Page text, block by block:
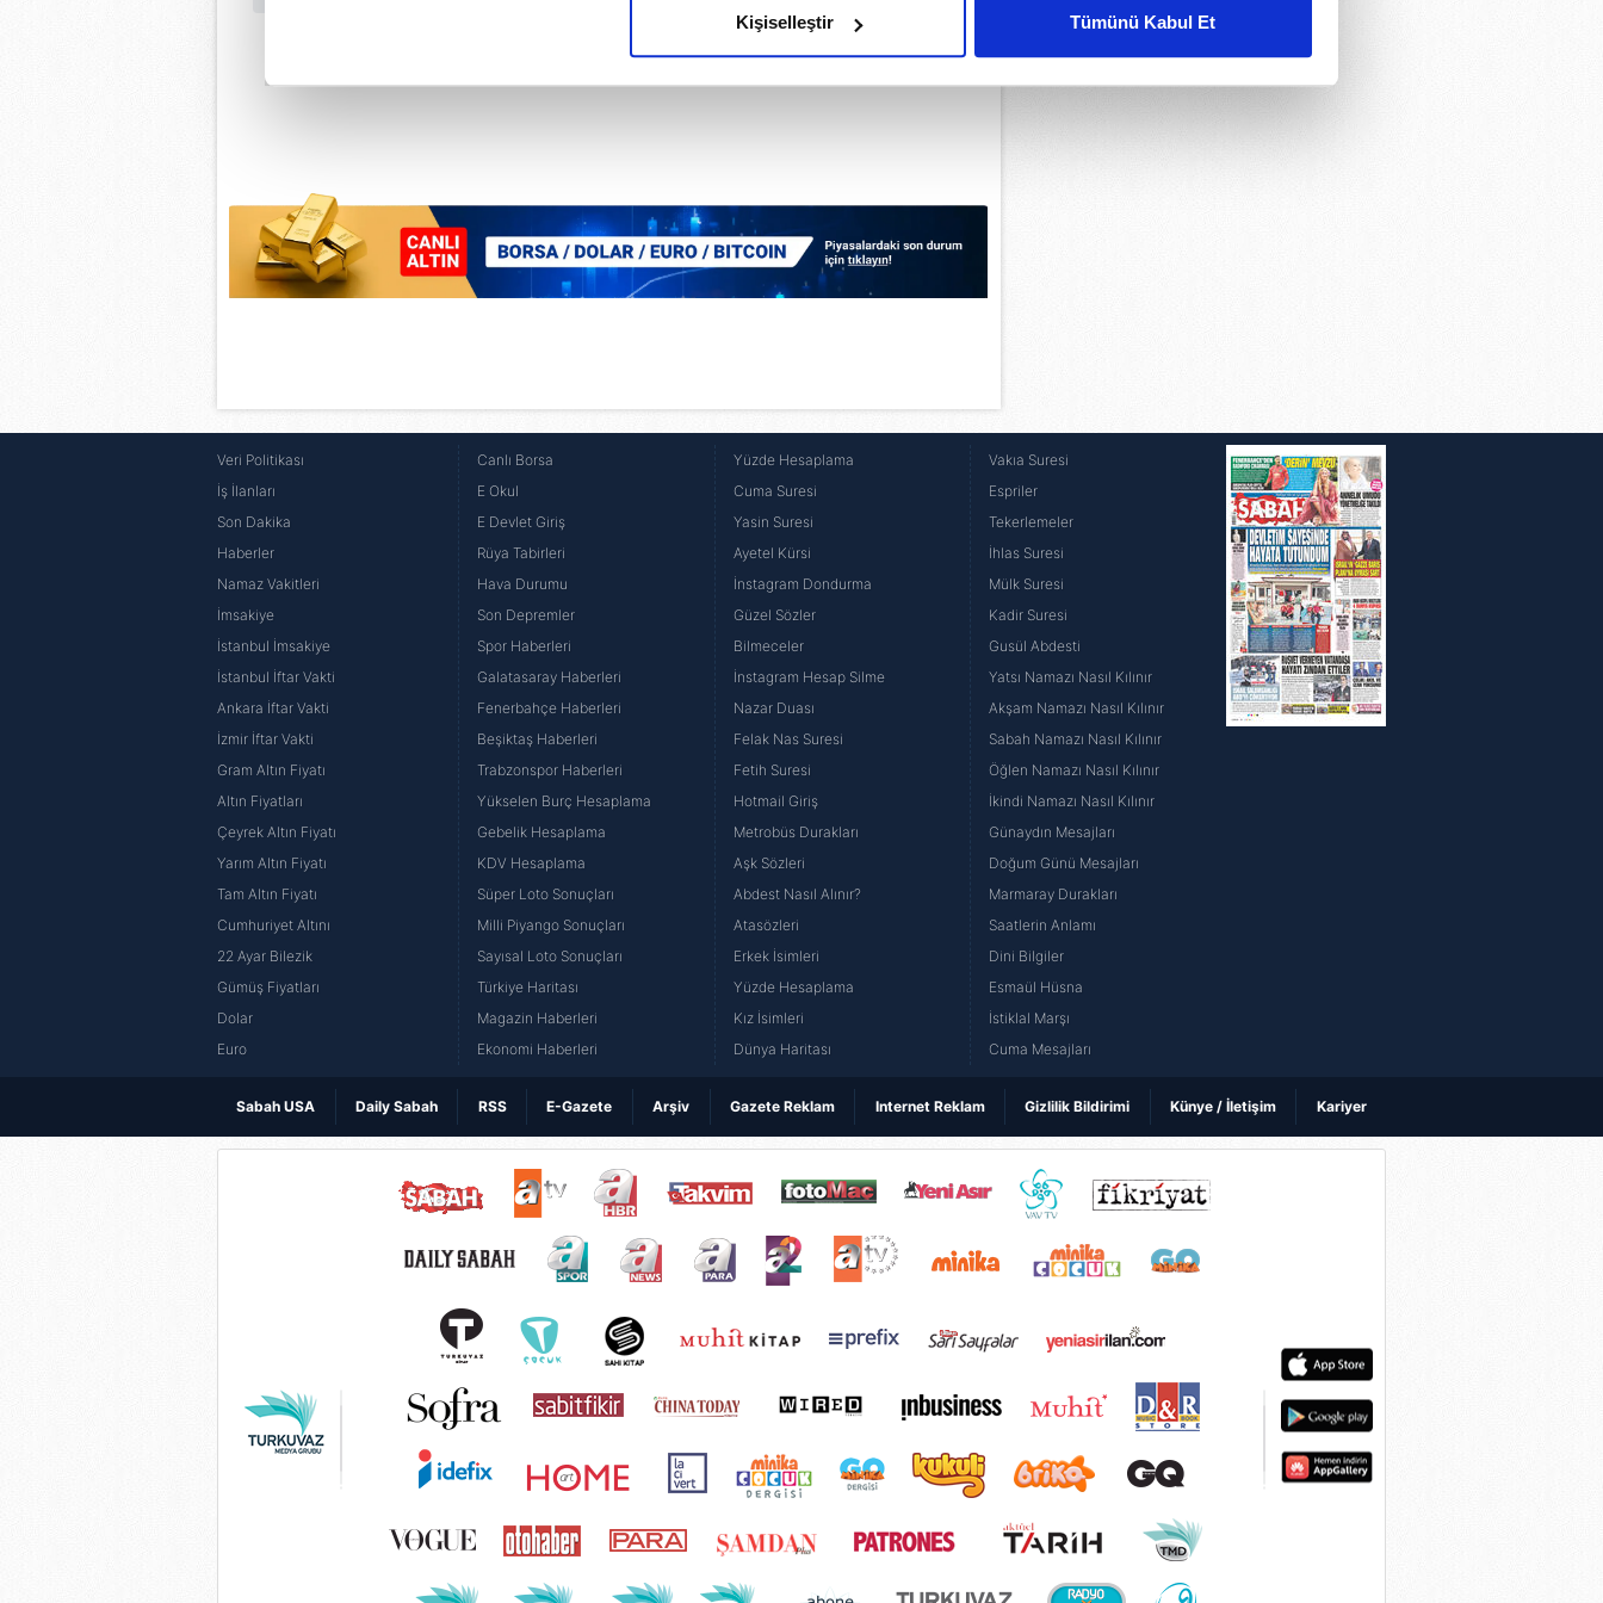
Her halükârda, kullanıcılar, bu çerezlere izin vermedikleri takdirde, kullanıcılara hedefli reklamlar gösterilmeyecektir."
reklam/pazarlama faaliyetlerinin yapılması, amaçlarıyla sınırlı olarak açık rızanız dahilinde kullanılacaktır.
Çerezlere ilişkin tercihlerinizi aşağıda yer alan panel vasıtasıyla belirleyebilirsiniz. Çerezlere ilişkin detaylı bilgi için Ayarlar
butonuna tıklayabilir,
Çerez Bilgilendirme Metnimizi ziyaret edebilirsiniz.
Kişiselleştir Tümünü Kabul Et
Veri Politikası
İş İlanları
Son Dakika
Haberler
Namaz Vakitleri
İmsakiye
İstanbul İmsakiye
İstanbul İftar Vakti
Ankara İftar Vakti
İzmir İftar Vakti
Gram Altın Fiyatı
Altın Fiyatları
Çeyrek Altın Fiyatı
Yarım Altın Fiyatı
Tam Altın Fiyatı
Cumhuriyet Altını
22 Ayar Bilezik
Gümüş Fiyatları
Dolar
Euro
Canlı Borsa
E Okul
E Devlet Giriş
Rüya Tabirleri
Hava Durumu
Son Depremler
Spor Haberleri
Galatasaray Haberleri
Fenerbahçe Haberleri
Beşiktaş Haberleri
Trabzonspor Haberleri
Yükselen Burç Hesaplama
Gebelik Hesaplama
KDV Hesaplama
Süper Loto Sonuçları
Milli Piyango Sonuçları
Sayısal Loto Sonuçları
Türkiye Haritası
Magazin Haberleri
Ekonomi Haberleri
Yüzde Hesaplama
Cuma Suresi
Yasin Suresi
Ayetel Kürsi
İnstagram Dondurma
Güzel Sözler
Bilmeceler
İnstagram Hesap Silme
Nazar Duası
Felak Nas Suresi
Fetih Suresi
Hotmail Giriş
Metrobüs Durakları
Aşk Sözleri
Abdest Nasıl Alınır?
Atasözleri
Erkek İsimleri
Yüzde Hesaplama
Kız İsimleri
Dünya Haritası
Vakıa Suresi
Espriler
Tekerlemeler
İhlas Suresi
Mülk Suresi
Kadir Suresi
Gusül Abdesti
Yatsı Namazı Nasıl Kılınır
Akşam Namazı Nasıl Kılınır
Sabah Namazı Nasıl Kılınır
Öğlen Namazı Nasıl Kılınır
İkindi Namazı Nasıl Kılınır
Günaydın Mesajları
Doğum Günü Mesajları
Marmaray Durakları
Saatlerin Anlamı
Dini Bilgiler
Esmaül Hüsna
İstiklal Marşı
Cuma Mesajları
Sabah USA Daily Sabah RSS E-Gazete Arşiv Gazete Reklam Internet Reklam Gizlilik Bildirimi Künye / İletişim Kariyer